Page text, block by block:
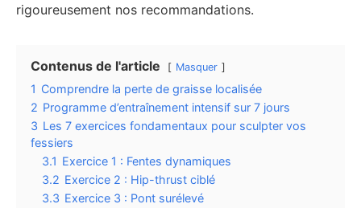
rigoureusement nos recommandations.
Contenus de l'article Masquer
1 Comprendre la perte de graisse localisée
2 Programme d’entraînement intensif sur 7 jours
3 Les 7 exercices fondamentaux pour sculpter vos
fessiers
3.1 Exercice 1 : Fentes dynamiques
3.2 Exercice 2 : Hip-thrust ciblé
3.3 Exercice 3 : Pont surélevé